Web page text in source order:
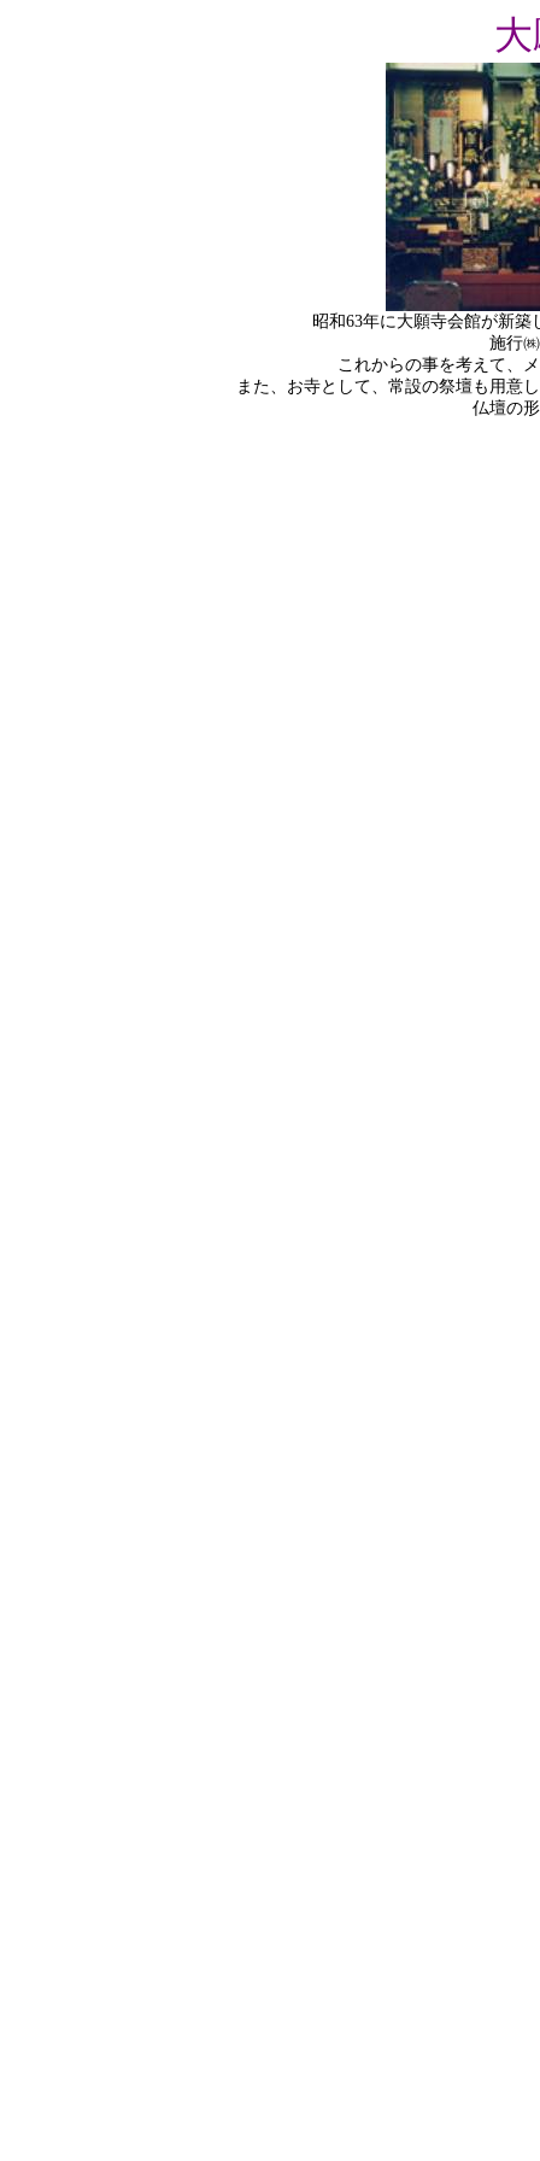
昭和63年に大願寺会館が新築
施行
これからの事を考えて、
また、お寺として、常設の祭壇も用意
仏壇の